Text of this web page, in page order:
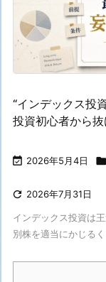
“インデックス投
投資初心者から
 2026年5月4日 
 2026年7月31日
インデックス投資は
別株を適当にかじる